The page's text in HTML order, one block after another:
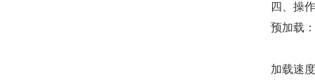
四、操作
预加载：
加载速度